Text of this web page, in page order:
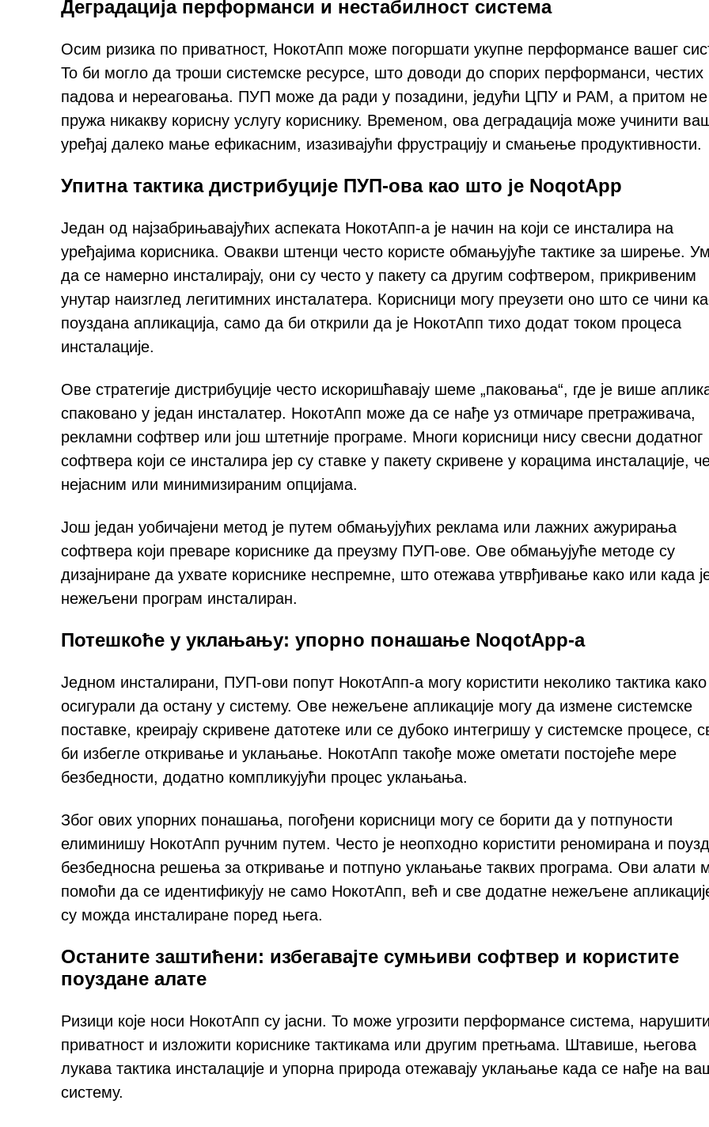
Деградација перформанси и нестабилност система
Осим ризика по приватност, НокотАпп може погоршати укупне перформансе вашег
То би могло да троши системске ресурсе, што доводи до спорих перформанси, честих
падова и нереаговања. ПУП може да ради у позадини, једући ЦПУ и РАМ, а притом не
пружа никакву корисну услугу кориснику. Временом, ова деградација може учинити
уређај далеко мање ефикасним, изазивајући фрустрацију и смањење продуктивности.
Упитна тактика дистрибуције ПУП-ова као што је NoqotApp
Један од најзабрињавајућих аспеката НокотАпп-а је начин на који се инсталира на
уређајима корисника. Овакви штенци често користе обмањујуће тактике за ширење.
да се намерно инсталирају, они су често у пакету са другим софтвером, прикривеним
унутар наизглед легитимних инсталатера. Корисници могу преузети оно што се чини
поуздана апликација, само да би открили да је НокотАпп тихо додат током процеса
инсталације.
Ове стратегије дистрибуције често искоришћавају шеме „паковања“, где је више
спаковано у један инсталатер. НокотАпп може да се нађе уз отмичаре претраживача,
рекламни софтвер или још штетније програме. Многи корисници нису свесни додатног
софтвера који се инсталира јер су ставке у пакету скривене у корацима инсталације,
нејасним или минимизираним опцијама.
Још један уобичајени метод је путем обмањујућих реклама или лажних ажурирања
софтвера који преваре кориснике да преузму ПУП-ове. Ове обмањујуће методе су
дизајниране да ухвате кориснике неспремне, што отежава утврђивање како или када
нежељени програм инсталиран.
Потешкоће у уклањању: упорно понашање NoqotApp-а
Једном инсталирани, ПУП-ови попут НокотАпп-а могу користити неколико тактика
осигурали да остану у систему. Ове нежељене апликације могу да измене системске
поставке, креирају скривене датотеке или се дубоко интегришу у системске процесе,
би избегле откривање и уклањање. НокотАпп такође може ометати постојеће мере
безбедности, додатно компликујући процес уклањања.
Због ових упорних понашања, погођени корисници могу се борити да у потпуности
елиминишу НокотАпп ручним путем. Често је неопходно користити реномирана и
безбедносна решења за откривање и потпуно уклањање таквих програма. Ови алати
помоћи да се идентификују не само НокотАпп, већ и све додатне нежељене
су можда инсталиране поред њега.
Останите заштићени: избегавајте сумњиви софтвер и користите
поуздане алате
Ризици које носи НокотАпп су јасни. То може угрозити перформансе система, нарушити
приватност и изложити кориснике тактикама или другим претњама. Штавише, његова
лукава тактика инсталације и упорна природа отежавају уклањање када се нађе на
систему.